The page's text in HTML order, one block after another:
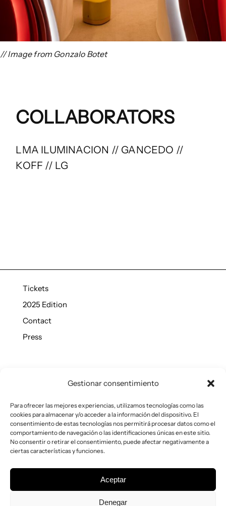
Gestionar consentimiento
Para ofrecer las mejores experiencias, utilizamos tecnologías como las
cookies para almacenar y/o acceder a la información del dispositivo. El
consentimiento de estas tecnologías nos permitirá procesar datos como el
comportamiento de navegación o las identificaciones únicas en este sitio.
No consentir o retirar el consentimiento, puede afectar negativamente a
ciertas características y funciones.
Aceptar
Denegar
// Image from Gonzalo Botet
COLLABORATORS
LMA ILUMINACION // GANCEDO //
KOFF // LG
Tickets
2025 Edition
Contact
Press
Plaza de Toros de la Ventas, Madrid
organizacion@miadfair.com